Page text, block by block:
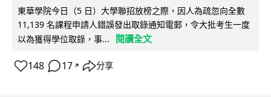
東華學院今日（5 日）大學聯招放榜之際，因人為疏忽向全數
11,139 名課程申請人錯誤發出取錄通知電郵，令大批考生一度
以為獲得學位取錄，事...
閱讀全文
148 17 ↗ 分享